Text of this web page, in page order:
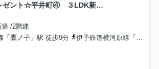
☆選べる家具プレゼント☆平井町④ ３LDK新築戸建
/2階建
「鷹ノ子」駅 徒歩9分
伊予鉄道横河原線「平井」駅 徒歩14分